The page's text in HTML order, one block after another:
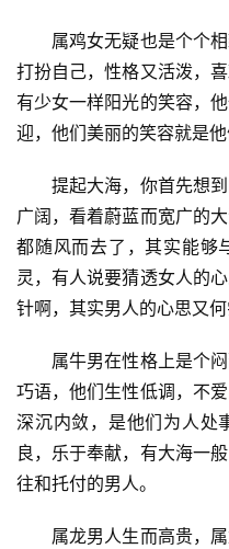
属鸡女无疑也是个个相
打扮自己，性格又活泼，
有少女一样阳光的笑容，
迎，他们美丽的笑容就是
提起大海，你首先想到
广阔，看着蔚蓝而宽广的
都随风而去了，其实能够
灵，有人说要猜透女人的
针啊，其实男人的心思又
属牛男在性格上是个闷
巧语，他们生性低调，不
深沉内敛，是他们为人处
良，乐于奉献，有大海一
往和托付的男人。
属龙男人生而高贵，属